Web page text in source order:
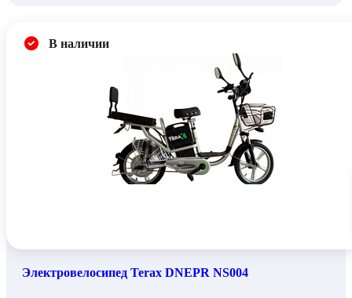
В наличии
Электровелосипед Terax DNEPR NS004